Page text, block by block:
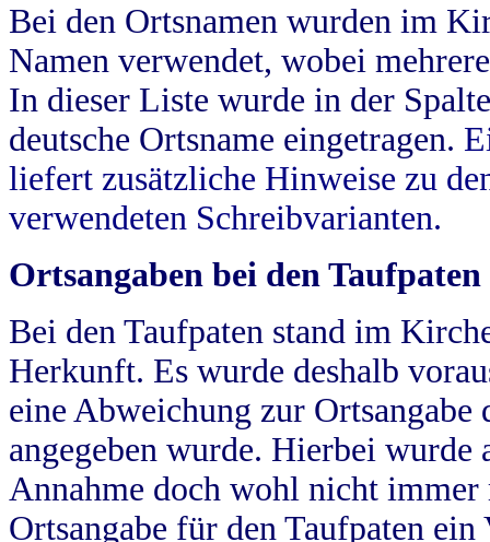
Bei den Ortsnamen wurden im
Namen verwendet, wobei
In dieser Liste wurde in der
deutsche Ortsname eingetragen.
liefert zusätzliche Hinweise zu
verwendeten Schreibvarianten.
Ortsangaben bei den Taufpaten
Bei den Taufpaten stand im
Herkunft. Es wurde deshalb
eine Abweichung zur
angegeben wurde. Hierbei wurde
Annahme doch wohl nicht
Ortsangabe für den Taufpaten